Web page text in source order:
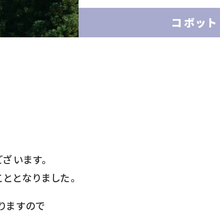
います。
となりました。
ますので